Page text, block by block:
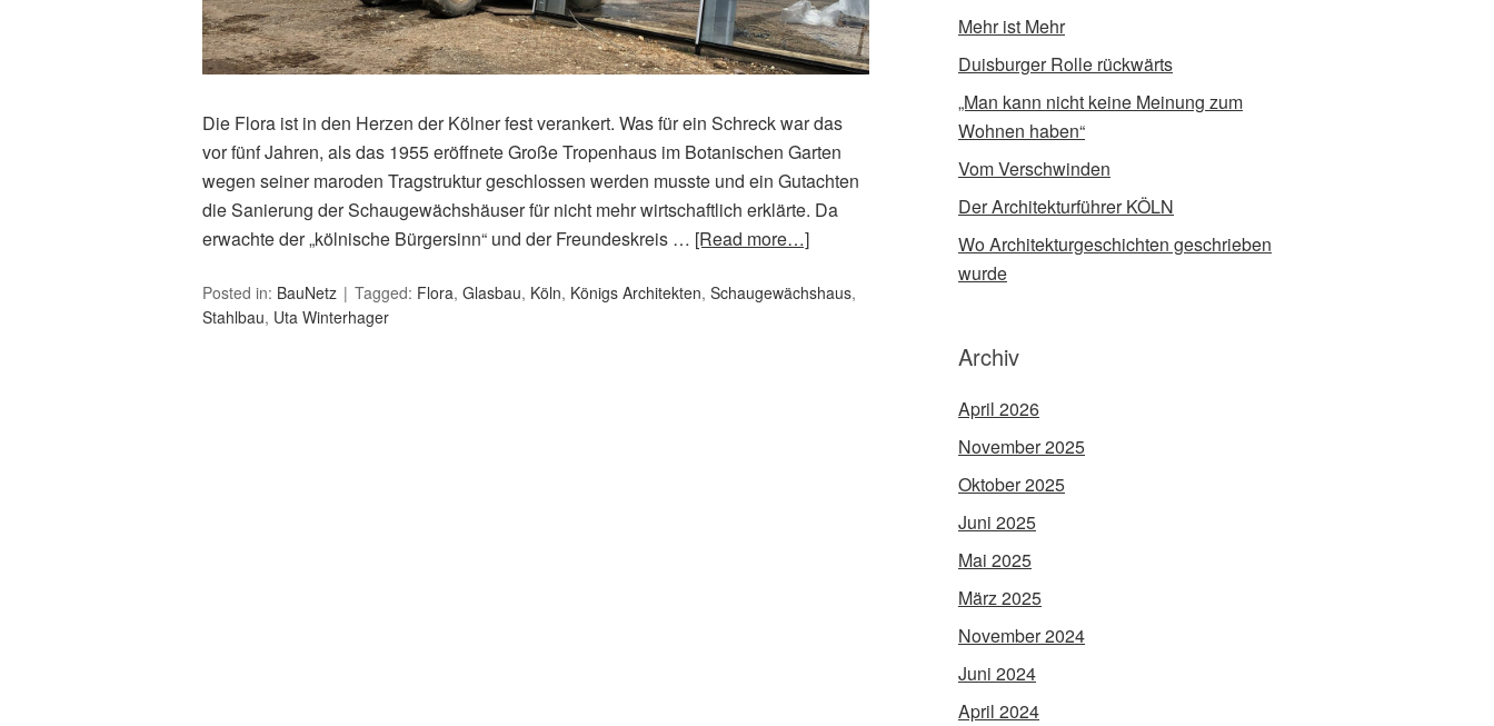
Die Flora ist in den Herzen der Kölner fest verankert. Was für ein Schreck war das
vor fünf Jahren, als das 1955 eröffnete Große Tropenhaus im Botanischen Garten
wegen seiner maroden Tragstruktur geschlossen werden musste und ein Gutachten
die Sanierung der Schaugewächshäuser für nicht mehr wirtschaftlich erklärte. Da
erwachte der „kölnische Bürgersinn“ und der Freundeskreis … [Read more…]
Posted in: BauNetz Tagged: Flora, Glasbau, Köln, Königs Architekten, Schaugewächshaus,
Stahlbau, Uta Winterhager
Mehr ist Mehr
Duisburger Rolle rückwärts
„Man kann nicht keine Meinung zum
Wohnen haben“
Vom Verschwinden
Der Architekturführer KÖLN
Wo Architekturgeschichten geschrieben
wurde
Archiv
April 2026
November 2025
Oktober 2025
Juni 2025
Mai 2025
März 2025
November 2024
Juni 2024
April 2024